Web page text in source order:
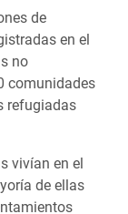
de
en el
no
comunidades
refugiadas
vivían en el
de ellas